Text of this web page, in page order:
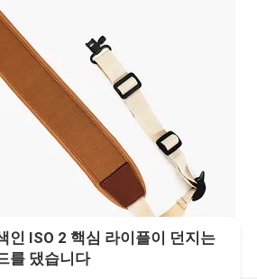
인 ISO 2 핵심 라이플이 던지는
를 댔습니다